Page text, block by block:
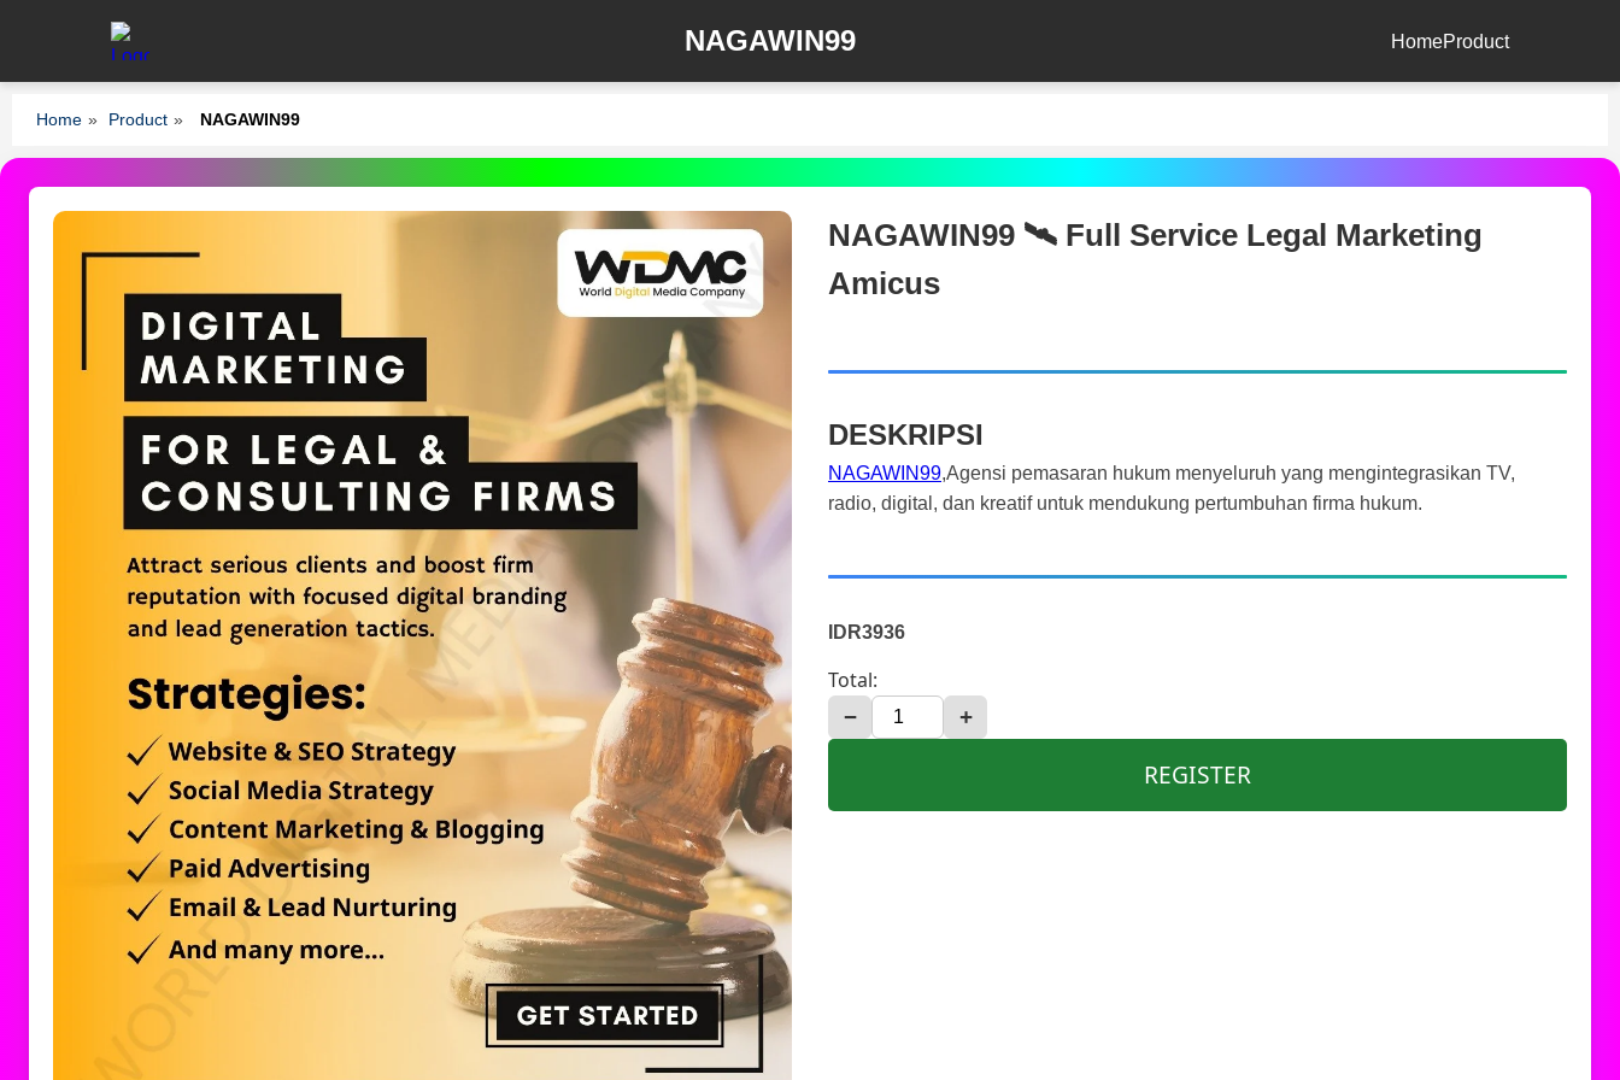
NAGAWIN99 HomeProduct
Home » Product » NAGAWIN99
NAGAWIN99 🛰️‍ Full Service Legal Marketing
Amicus
DESKRIPSI
NAGAWIN99,Agensi pemasaran hukum menyeluruh yang mengintegrasikan TV,
radio, digital, dan kreatif untuk mendukung pertumbuhan firma hukum.
IDR3936
Total:
− +
REGISTER